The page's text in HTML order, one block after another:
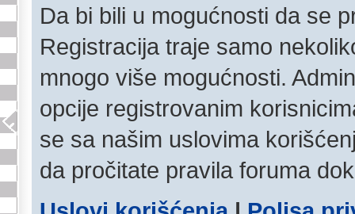
Da bi bili u mogućnosti da se
Registracija traje samo
mnogo više mogućnosti.
opcije registrovanim
se sa našim uslovima
da pročitate pravila foruma